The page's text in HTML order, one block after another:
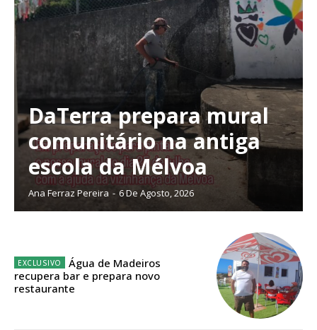
Planos de Assinatura
Faça-se assinante do Região de Cister e ajude-nos a manter este serviço
público!
Sendo assinante terá acesso a todos os conteúdos exclusivos e versões
digitais.
DaTerra prepara mural
comunitário na antiga
escola da Mélvoa
Ana Ferraz Pereira - 6 De Agosto, 2026
Água de Madeiros
recupera bar e prepara novo
restaurante